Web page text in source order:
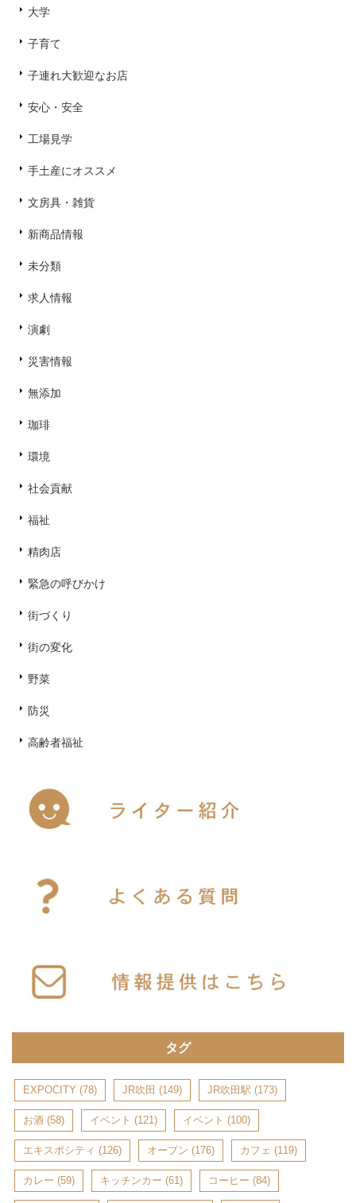
大学
子育て
子連れ大歓迎なお店
安心・安全
工場見学
手土産にオススメ
文房具・雑貨
新商品情報
未分類
求人情報
演劇
災害情報
無添加
珈琲
環境
社会貢献
福祉
精肉店
緊急の呼びかけ
街づくり
街の変化
野菜
防災
高齢者福祉
タグ
EXPOCITY (78) JR吹田 (149) JR吹田駅 (173)
お酒 (58) イベント (121) イベント (100)
エキスポシティ (126) オープン (176) カフェ (119)
カレー (59) キッチンカー (61) コーヒー (84)